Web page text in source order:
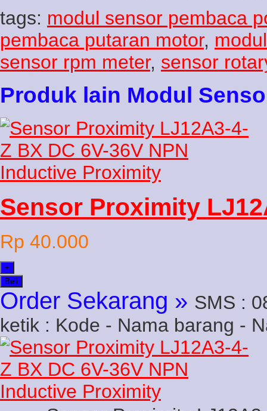
tags: modul sensor pembaca
pembaca putaran motor,
sensor rpm meter, sensor
Produk lain Modul
Sensor Proximity
Rp 40.000
+
Beli
Order Sekarang » SMS :
ketik : Kode - Nama barang -